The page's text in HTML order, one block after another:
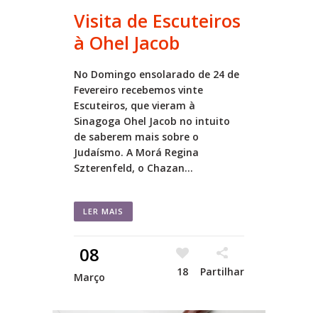
Visita de Escuteiros
à Ohel Jacob
No Domingo ensolarado de 24 de
Fevereiro recebemos vinte
Escuteiros, que vieram à
Sinagoga Ohel Jacob no intuito
de saberem mais sobre o
Judaísmo. A Morá Regina
Szterenfeld, o Chazan...
LER MAIS
08
Março 18 Partilhar